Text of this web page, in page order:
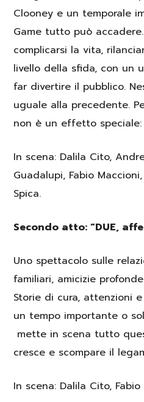
Clooney e un temporale
Game tutto può
complicarsi la vita,
livello della sfida, con un
far divertire il pubblico.
uguale alla precedente.
non è un effetto
In scena: Dalila Cito,
Guadalupi, Fabio
Spica.
Secondo atto: “DUE,
Uno spettacolo sulle
familiari, amicizie
Storie di cura, attenzioni
un tempo importante o
mette in scena tutto
cresce e scompare il
In scena: Dalila Cito,